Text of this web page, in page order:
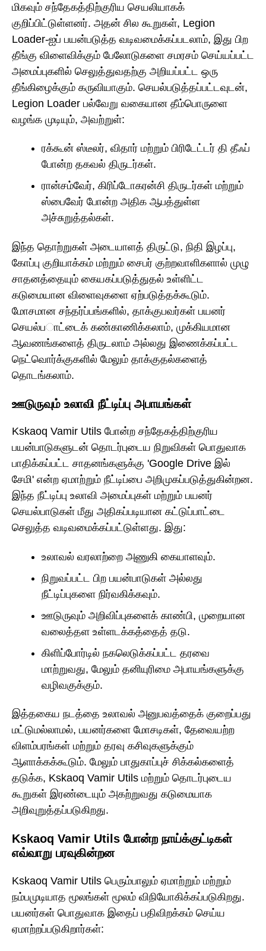
மிகவும் சந்தேகத்திற்குரிய செயலியாகக்
குறிப்பிட்டுள்ளனர். அதன் சில கூறுகள், Legion
Loader-ஐப் பயன்படுத்த வடிவமைக்கப்படலாம், இது பிற
தீங்கு விளைவிக்கும் பேலோடுகளை சமரசம் செய்யப்பட்ட
அமைப்புகளில் செலுத்துவதற்கு அறியப்பட்ட ஒரு
தீங்கிழைக்கும் கருவியாகும். செயல்படுத்தப்பட்டவுடன்,
Legion Loader பல்வேறு வகையான தீம்பொருளை
வழங்க முடியும், அவற்றுள்:
ரக்கூன் ஸ்டீலர், விதார் மற்றும் பிரிடேட்டர் தி தீஃப்
போன்ற தகவல் திருடர்கள்.
ரான்சம்வேர், கிரிப்டோகரன்சி திருடர்கள் மற்றும்
ஸ்பைவேர் போன்ற அதிக ஆபத்துள்ள
அச்சுறுத்தல்கள்.
இந்த தொற்றுகள் அடையாளத் திருட்டு, நிதி இழப்பு,
கோப்பு குறியாக்கம் மற்றும் சைபர் குற்றவாளிகளால் முழு
சாதனத்தையும் கையகப்படுத்துதல் உள்ளிட்ட
கடுமையான விளைவுகளை ஏற்படுத்தக்கூடும்.
மோசமான சந்தர்ப்பங்களில், தாக்குபவர்கள் பயனர்
செயல்பாட்டைக் கண்காணிக்கலாம், முக்கியமான
ஆவணங்களைத் திருடலாம் அல்லது இணைக்கப்பட்ட
நெட்வொர்க்குகளில் மேலும் தாக்குதல்களைத்
தொடங்கலாம்.
ஊடுருவும் உலாவி நீட்டிப்பு அபாயங்கள்
Kskaoq Vamir Utils போன்ற சந்தேகத்திற்குரிய
பயன்பாடுகளுடன் தொடர்புடைய நிறுவிகள் பொதுவாக
பாதிக்கப்பட்ட சாதனங்களுக்கு 'Google Drive இல்
சேமி' என்ற ஏமாற்றும் நீட்டிப்பை அறிமுகப்படுத்துகின்றன.
இந்த நீட்டிப்பு உலாவி அமைப்புகள் மற்றும் பயனர்
செயல்பாடுகள் மீது அதிகப்படியான கட்டுப்பாட்டை
செலுத்த வடிவமைக்கப்பட்டுள்ளது. இது:
உலாவல் வரலாற்றை அணுகி கையாளவும்.
நிறுவப்பட்ட பிற பயன்பாடுகள் அல்லது
நீட்டிப்புகளை நிர்வகிக்கவும்.
ஊடுருவும் அறிவிப்புகளைக் காண்பி, முறையான
வலைத்தள உள்ளடக்கத்தைத் தடு.
கிளிப்போர்டில் நகலெடுக்கப்பட்ட தரவை
மாற்றுவது, மேலும் தனியுரிமை அபாயங்களுக்கு
வழிவகுக்கும்.
இத்தகைய நடத்தை உலாவல் அனுபவத்தைக் குறைப்பது
மட்டுமல்லாமல், பயனர்களை மோசடிகள், தேவையற்ற
விளம்பரங்கள் மற்றும் தரவு கசிவுகளுக்கும்
ஆளாக்கக்கூடும். மேலும் பாதுகாப்புச் சிக்கல்களைத்
தடுக்க, Kskaoq Vamir Utils மற்றும் தொடர்புடைய
கூறுகள் இரண்டையும் அகற்றுவது கடுமையாக
அறிவுறுத்தப்படுகிறது.
Kskaoq Vamir Utils போன்ற நாய்க்குட்டிகள்
எவ்வாறு பரவுகின்றன
Kskaoq Vamir Utils பெரும்பாலும் ஏமாற்றும் மற்றும்
நம்பமுடியாத மூலங்கள் மூலம் விநியோகிக்கப்படுகிறது.
பயனர்கள் பொதுவாக இதைப் பதிவிறக்கம் செய்ய
ஏமாற்றப்படுகிறார்கள்: